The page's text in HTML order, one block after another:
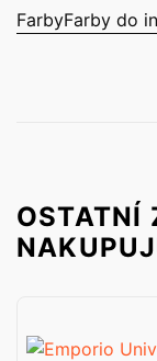
FarbyFarby do
OSTATNÍ